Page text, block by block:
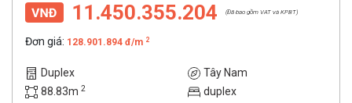
11.450.355.204 (Đã bao gồm VAT và KPBT)
Đơn giá: 128.901.894 đ/m 2
Duplex
Tây Nam
88.83m 2
duplex